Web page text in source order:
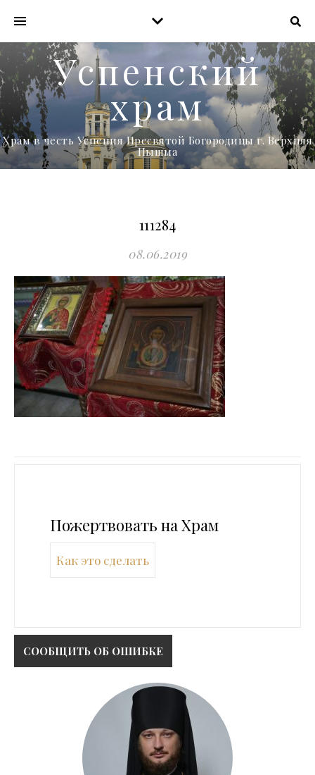
Успенский
храм
Храм в честь Успения Пресвятой Богородицы г. Верхняя
Пышма
111284
08.06.2019
Пожертвовать на Храм
Как это сделать